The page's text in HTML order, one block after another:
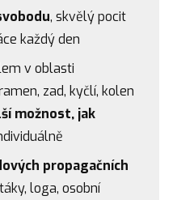
, skvělý pocit
každý den
v oblasti
zad, kyčlí, kolen
možnost, jak
propagačních
loga, osobní